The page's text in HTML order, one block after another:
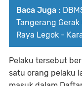
Baca Juga :
Tangerang
Raya Legok -
Pelaku tersebut
satu orang pelaku